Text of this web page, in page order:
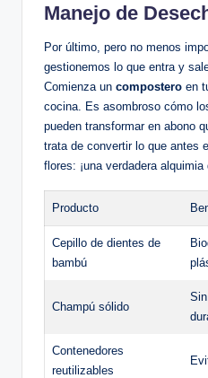
Manejo de
Por último, pero no menos
gestionemos lo que entra y
Comienza un compostero en
cocina. Es asombroso cómo
pueden transformar en abono
trata de convertir lo que antes
flores: ¡una verdadera
Producto
Cepillo de dientes de
bambú
Champú sólido
Contenedores
reutilizables